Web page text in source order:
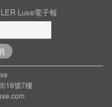
Luxe電子報
16號7樓